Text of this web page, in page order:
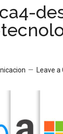
Leave